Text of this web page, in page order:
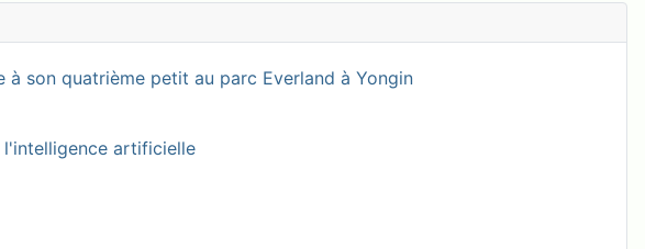
à son quatrième petit au parc Everland à Yongin
l'intelligence artificielle